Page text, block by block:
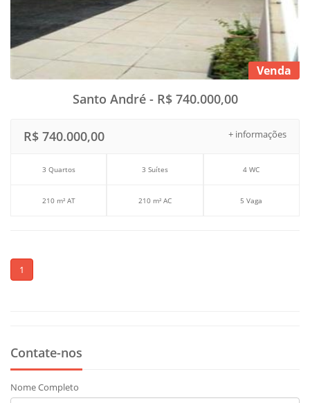
Venda
Santo André - R$ 740.000,00
+ informações
R$ 740.000,00
3 Quartos 3 Suítes 4 WC
210 m² AT 210 m² AC 5 Vaga
1
Contate-nos
Nome Completo